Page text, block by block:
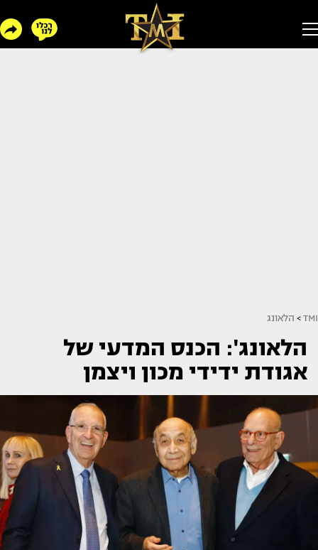
TMI
> הלאונג
הלאונג': הכנס המדעי של
אגודת ידידי מכון ויצמן